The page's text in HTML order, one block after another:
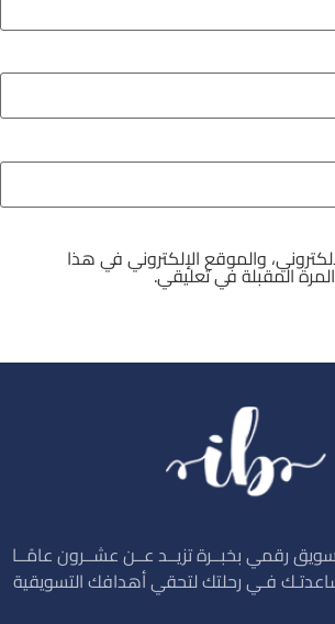
والموقع الإلكتروني في هذا
المقبلة في تعليقي.
رقمي بخبــرة تزيــد عــن عشــرون عامًــا
فـي رحلتك لتحقي أهدافك التسويقية